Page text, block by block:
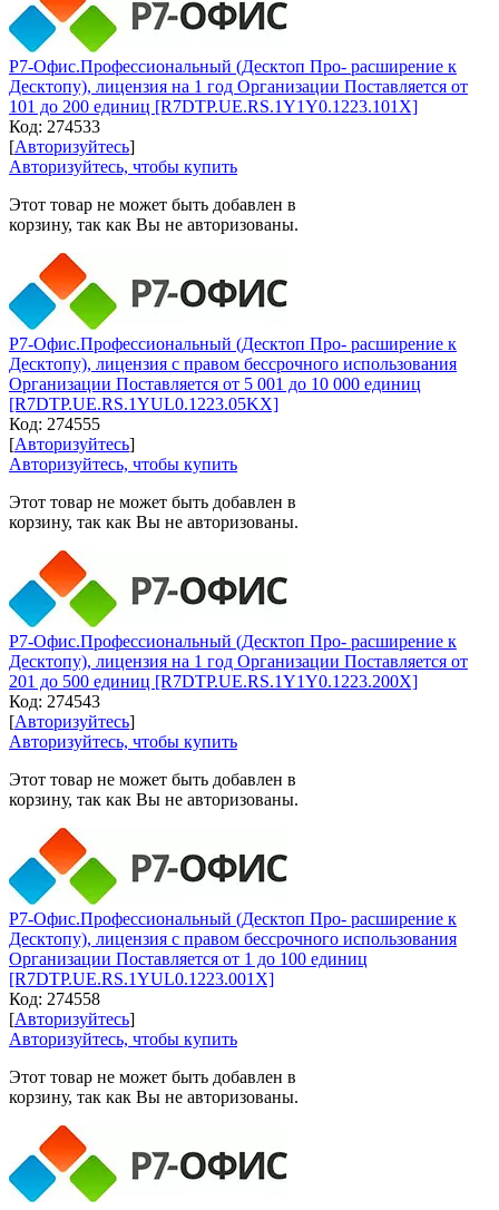
Р7-Офис.Профессиональный (Десктоп Про- расширение к
Десктопу), лицензия на 1 год Организации Поставляется от
101 до 200 единиц [R7DTP.UE.RS.1Y1Y0.1223.101X]
Код: 274533
[Авторизуйтесь]
Авторизуйтесь, чтобы купить
Этот товар не может быть добавлен в
корзину, так как Вы не авторизованы.
Р7-Офис.Профессиональный (Десктоп Про- расширение к
Десктопу), лицензия с правом бессрочного использования
Организации Поставляется от 5 001 до 10 000 единиц
[R7DTP.UE.RS.1YUL0.1223.05KX]
Код: 274555
[Авторизуйтесь]
Авторизуйтесь, чтобы купить
Этот товар не может быть добавлен в
корзину, так как Вы не авторизованы.
Р7-Офис.Профессиональный (Десктоп Про- расширение к
Десктопу), лицензия на 1 год Организации Поставляется от
201 до 500 единиц [R7DTP.UE.RS.1Y1Y0.1223.200X]
Код: 274543
[Авторизуйтесь]
Авторизуйтесь, чтобы купить
Этот товар не может быть добавлен в
корзину, так как Вы не авторизованы.
Р7-Офис.Профессиональный (Десктоп Про- расширение к
Десктопу), лицензия с правом бессрочного использования
Организации Поставляется от 1 до 100 единиц
[R7DTP.UE.RS.1YUL0.1223.001X]
Код: 274558
[Авторизуйтесь]
Авторизуйтесь, чтобы купить
Этот товар не может быть добавлен в
корзину, так как Вы не авторизованы.